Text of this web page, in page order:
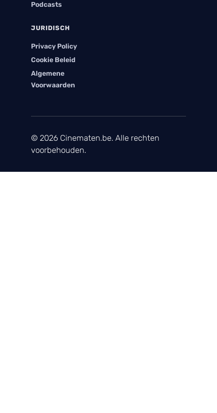
Podcasts
JURIDISCH
Privacy Policy
Cookie Beleid
Algemene
Voorwaarden
© 2026 Cinematen.be. Alle rechten
voorbehouden.